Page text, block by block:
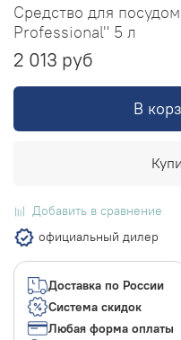
Средство для
Professional" 5 л
2 013 руб
В
Добавить в сравнение
официальный дилер
Доставка по России
Система скидок
Любая форма оплаты